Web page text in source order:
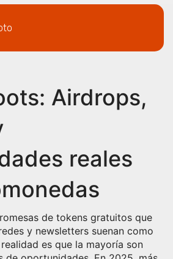
Airdrops,
reales
de tokens gratuitos que
y newsletters suenan como
es que la mayoría son